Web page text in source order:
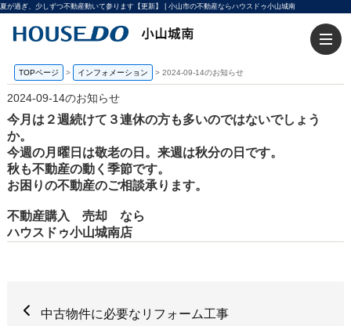
夏が過ぎ、少しずつ不動産動いて参ります【更新】 | 小山市の不動産ならハウスドゥ小山城南
TOPページ > インフォメーション > 2024-09-14のお知らせ
2024-09-14のお知らせ
今月は２週続けて３連休の方も多いのではないでしょう
か。
今週の月曜日は敬老の日。来週は秋分の日です。
秋も不動産の動く季節です。
お困りの不動産のご相談承ります。
不動産購入 売却 なら
ハウスドゥ小山城南店
中古物件に必要なリフォーム工事